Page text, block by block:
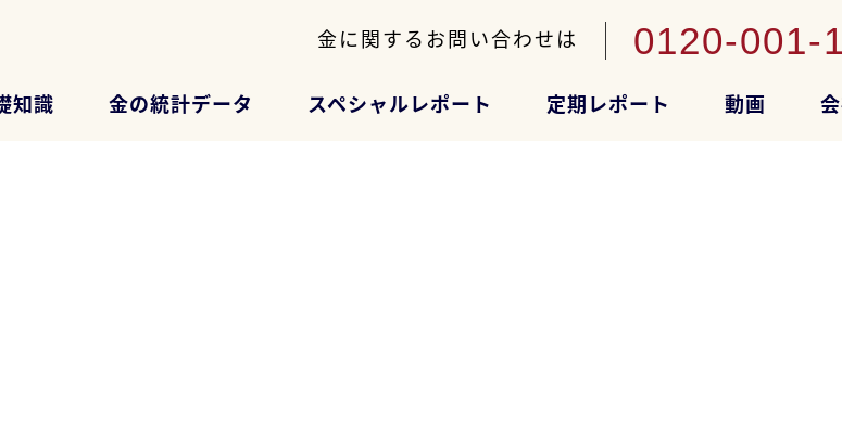
金に関するお問い合わせは 0120-001-
知識 金の統計データ スペシャルレポート 定期レポート 動画